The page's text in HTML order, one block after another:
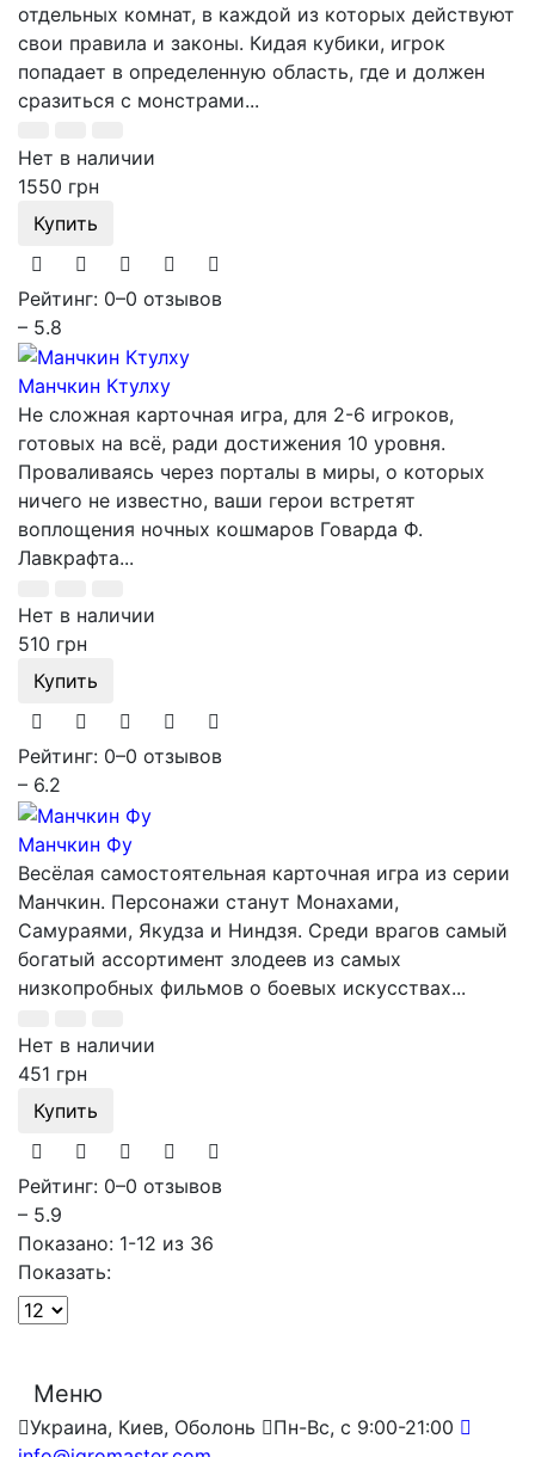
отдельных комнат, в каждой из которых действуют
свои правила и законы. Кидая кубики, игрок
попадает в определенную область, где и должен
сразиться с монстрами...
Нет в наличии
1550 грн
Купить
Рейтинг: 0–0 отзывов
– 5.8
Манчкин Ктулху
Не сложная карточная игра, для 2-6 игроков,
готовых на всё, ради достижения 10 уровня.
Проваливаясь через порталы в миры, о которых
ничего не известно, ваши герои встретят
воплощения ночных кошмаров Говарда Ф.
Лавкрафта...
Нет в наличии
510 грн
Купить
Рейтинг: 0–0 отзывов
– 6.2
Манчкин Фу
Весёлая самостоятельная карточная игра из серии
Манчкин. Персонажи станут Монахами,
Самураями, Якудза и Ниндзя. Среди врагов самый
богатый ассортимент злодеев из самых
низкопробных фильмов о боевых искусствах...
Нет в наличии
451 грн
Купить
Рейтинг: 0–0 отзывов
– 5.9
Показано: 1-12 из 36
Показать:
Меню
Украина, Киев, Оболонь
Пн-Вс, с 9:00-21:00